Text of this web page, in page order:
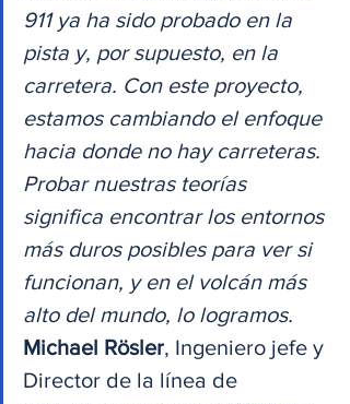
911 ya ha sido probado en la
pista y, por supuesto, en la
carretera. Con este proyecto,
estamos cambiando el enfoque
hacia donde no hay carreteras.
Probar nuestras teorías
significa encontrar los entornos
más duros posibles para ver si
funcionan, y en el volcán más
alto del mundo, lo logramos.
Michael Rösler, Ingeniero jefe y
Director de la línea de